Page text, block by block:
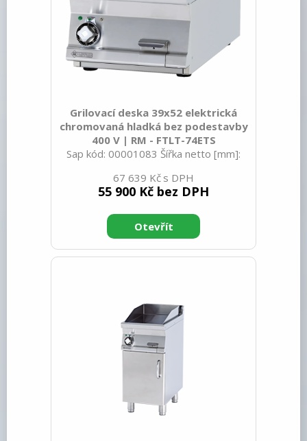
Grilovací deska 39x52 elektrická
chromovaná hladká bez podestavby
400 V | RM - FTLT-74ETS
Sap kód: 00001083 Šířka netto [mm]:
netto [mm]: 280 Hmotnost netto [kg]:
55.00 Šířka brutto [mm]: 430 Hloubka
540 Hmotnost brutto [kg]: 58.00 Typ
spotřebiče: Elektrické zařízení
Konstruční typ zařízení: Stolní Příkon
Nerezové Materiál: Nerez Kontrolky:
chodu a nahřátí Typ vrchní desky:
67 639 Kč
55 900 Kč bez DPH